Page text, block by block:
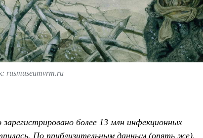
rusmuseumvrm.ru
более 13 млн инфекционных
По приблизительным данным (опять же),